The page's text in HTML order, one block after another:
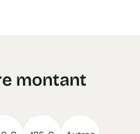
montant